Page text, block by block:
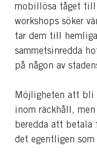
mobillösa tåget till
workshops söker
tar dem till
sammetsinredda
på någon av
Möjligheten att bli
inom räckhåll,
beredda att betala
det egentligen som